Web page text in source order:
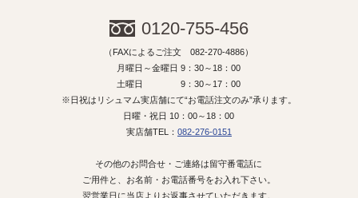
0120-755-456
（FAXによるご注文 082-270-4886）
月曜日～金曜日 9：30～18：00
土曜日 9：30～17：00
※日祝はリシュマム実店舗にて“お電話注文のみ”承ります。
日曜・祝日 10：00～18：00
実店舗TEL： 082-276-0151
その他のお問合せ・ご連絡は留守番電話に
ご用件と、お名前・お電話番号をお入れ下さい。
翌営業日に当店よりお返事させていただきます。